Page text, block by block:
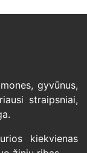
gyvūnus,
straipsniai,
kiekvienas